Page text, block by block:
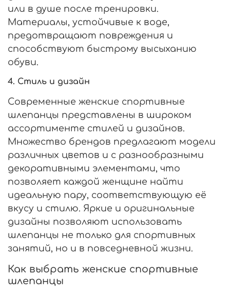
или в душе после тренировки.
Материалы, устойчивые к воде,
предотвращают повреждения и
способствуют быстрому высыханию
обуви.
4. Стиль и дизайн
Современные женские спортивные
шлепанцы представлены в широком
ассортименте стилей и дизайнов.
Множество брендов предлагают модели
различных цветов и с разнообразными
декоративными элементами, что
позволяет каждой женщине найти
идеальную пару, соответствующую её
вкусу и стилю. Яркие и оригинальные
дизайны позволяют использовать
шлепанцы не только для спортивных
занятий, но и в повседневной жизни.
Как выбрать женские спортивные
шлепанцы